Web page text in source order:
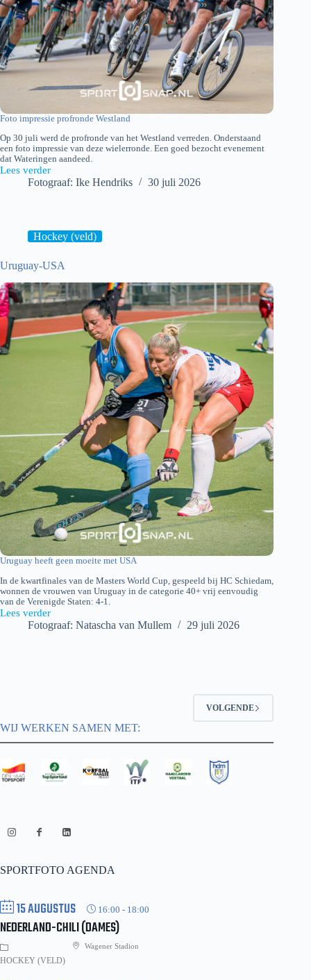
Foto impressie profronde Westland
Op 30 juli werd de profronde van het Westland verreden. Onderstaand
een foto impressie van deze wielerronde. Een goed bezocht evenement
dat Wateringen aandeed.
Lees verder
Impressie
profrondeFotograaf: Ike Hendriks 30 juli 2026
Hockey (veld)
Uruguay-USA
Uruguay heeft geen moeite met USA
In de kwartfinales van de Masters World Cup, gespeeld bij HC Schiedam,
wonnen de vrouwen van Uruguay in de categorie 40+ vrij eenvoudig
van de Verenigde Staten: 4-1.
Lees verder
Uruguay-
Fotograaf: Natascha van Mullem 29 juli 2026
VOLGENDE
WIJ WERKEN SAMEN MET:
SPORTFOTO AGENDA
15 AUGUSTUS 16:00 - 18:00
NEDERLAND-CHILI (DAMES)
Wagener Stadion
HOCKEY (VELD)